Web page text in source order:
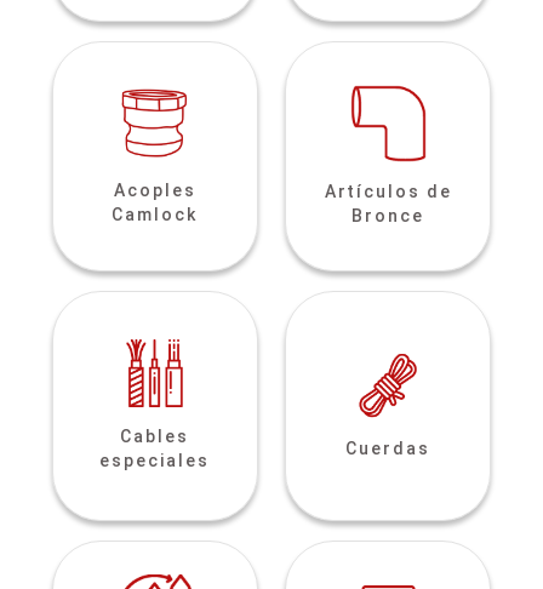
Acoples
Camlock
Artículos de
Bronce
Cables
especiales
Cuerdas